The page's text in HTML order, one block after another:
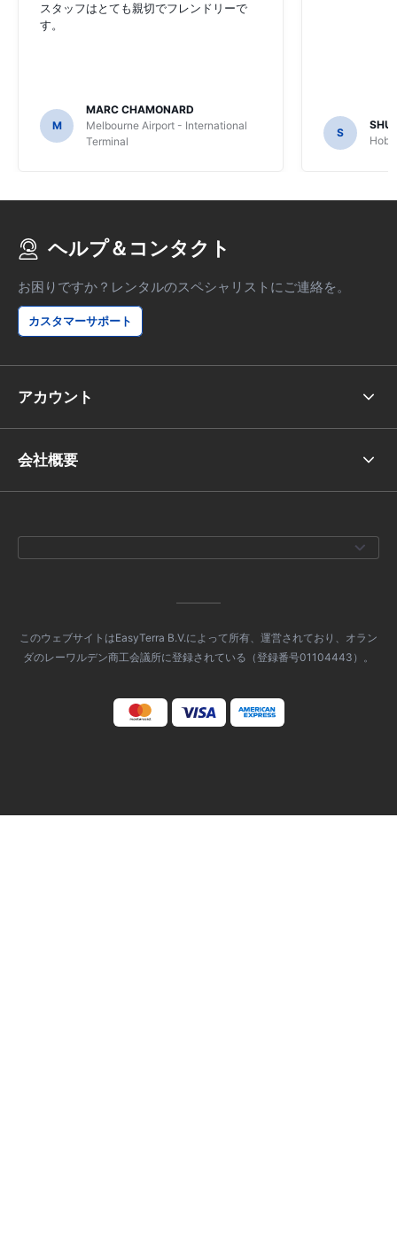
スタッフはとても親切でフレンドリーで
す。
M
MARC CHAMONARD
Melbourne Airport - International
Terminal
S
ヘルプ＆コンタクト
お困りですか？レンタルのスペシャリストにご連絡を。
カスタマーサポート
アカウント
会社概要
このウェブサイトはEasyTerra B.V.によって所有、運営されており、オラン
ダのレーワルデン商工会議所に登録されている（登録番号01104443）。